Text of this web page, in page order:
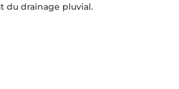
du drainage pluvial.